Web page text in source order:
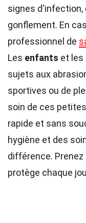
signes d'infection,
gonflement. En
professionnel de
Les enfants et les
sujets aux
sportives ou de
soin de ces
rapide et sans
hygiène et des
différence. Prenez
protège chaque